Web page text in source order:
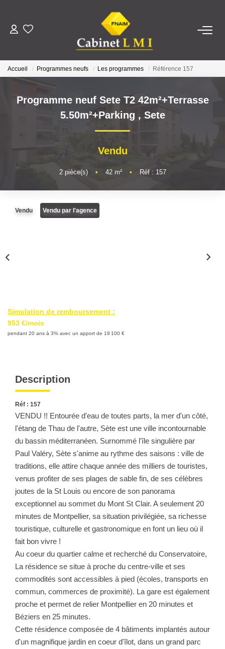
ACHETER
ESTIMER
NOTRE AGENCE
Notre Équipe
CONTACT
EN
Accueil Programmes neufs Les programmes Référence 157
Programme neuf Sete T2 42m²+Terrasse
5.50m²+Parking , Sete
Vendu
2pièce(s) • 42m² • Réf : 157
Vendu Vendu par l'agence
Simulation de remboursement :
953 €/mois
pendant 20 ans à 3% avec un apport de 19 100 €
Description
Réf : 157
VENDU !! Entourée d'eau de toutes parts, la mer d'un côté,
l'étang de Thau de l'autre, Sète est une ville incontournable
du bassin méditerranéen. Surnommé l'île singulière par
Paul Valéry, Sète s'anime au rythme des saisons : ville de
traditions, elle attire chaque année des milliers de touristes,
venus profiter de ses plages de sable fin, de ses célèbres
joutes de la St Louis ou encore de son panorama
exceptionnel au sommet du Mont St Clair. A seulement 20
minutes de Montpellier, sa situation privilégiée, sa richesse
touristique, culturelle et gastronomique en font un lieu où il
fait bon vivre !
Au coeur du quartier calme et recherché du Conservatoire,
La résidence se situe à proche du centre-ville et ses
commodités sont accessibles à pied (écoles, transports en
commun, commerces de proximité). La gare est également
proche et permet de relier Montpellier en 20 minutes et
Béziers en 25 minutes.
Cette résidence composée de 4 bâtiments implantés autour
d'un magnifique jardin en coeur d'îlot, dans un grand parc